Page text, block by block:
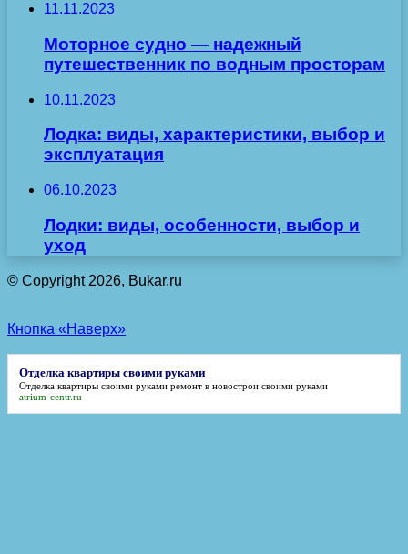
11.11.2023
Моторное судно — надежный
путешественник по водным просторам
10.11.2023
Лодка: виды, характеристики, выбор и
эксплуатация
06.10.2023
Лодки: виды, особенности, выбор и
уход
© Copyright 2026, Bukar.ru
Кнопка «Наверх»
Отделка квартиры своими руками
Отделка квартиры своими руками ремонт в новострои своими руками
atrium-centr.ru